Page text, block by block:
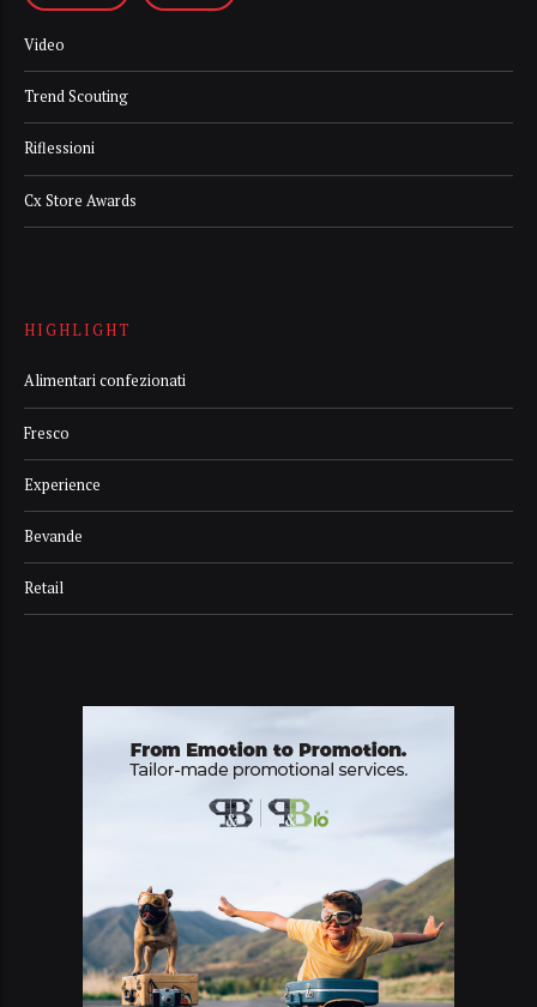
Video
Trend Scouting
Riflessioni
Cx Store Awards
HIGHLIGHT
Alimentari confezionati
Fresco
Experience
Bevande
Retail